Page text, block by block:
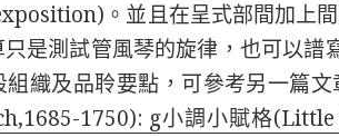
。並且在呈式部間加上
是測試管風琴的旋律，也可以譜
織及品聆要點，可參考另一篇文
1750): g小調小賦格